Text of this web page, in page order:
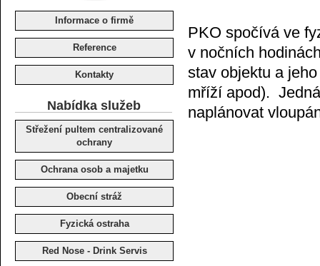
bezpečnostní agentura
PKO spočívá ve
v nočních
stav objektu a
mříží apod).
naplánovat
Informace o firmě
Reference
Kontakty
Nabídka služeb
Střežení pultem centralizované
ochrany
Ochrana osob a majetku
Obecní stráž
Fyzická ostraha
Red Nose - Drink Servis